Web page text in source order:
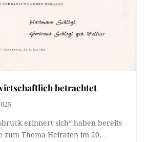
betrachtet
erinnert sich“ haben bereits
zum Thema Heiraten im 20.…